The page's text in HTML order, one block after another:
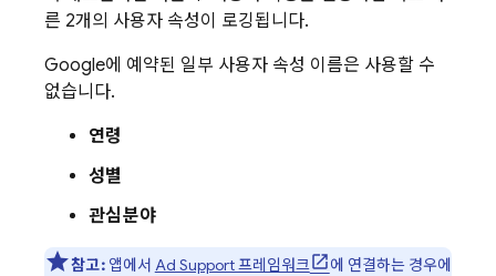
른 2개의 사용자 속성이 로깅됩니다.
Google에 예약된 일부 사용자 속성 이름은 사용할 수
없습니다.
연령
성별
관심분야
참고:앱에서 Ad Support 프레임워크
에 연결하는 경우에